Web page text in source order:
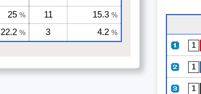
25 % 11 15.3 %
22.2 % 3 4.2 %